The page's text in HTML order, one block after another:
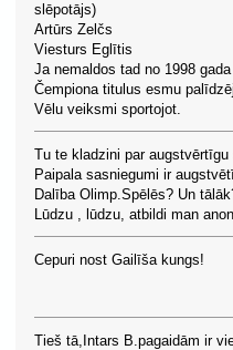
slēpotājs)
Artūrs Zelčs
Viesturs Eglītis
Ja nemaldos tad no 1998
Čempiona titulus esmu
Vēlu veiksmi sportojot.
Tu te kladzini par
Paipala sasniegumi ir
Dalība Olimp.Spēlēs? Un
Lūdzu , lūdzu, atbildi man
Cepuri nost Gailīša kungs!
Tieš tā,Intars B.pagaidām ir